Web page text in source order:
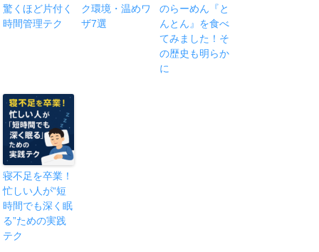
驚くほど片付く
時間管理テク
ク環境・温めワ
ザ7選
のらーめん『と
んとん』を食べ
てみました！そ
の歴史も明らか
に
寝不足を卒業！
忙しい人が“短
時間でも深く眠
る”ための実践
テク